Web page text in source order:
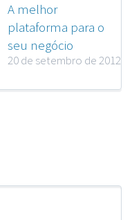
A melhor
plataforma para o
seu negócio
20 de setembro de 2012